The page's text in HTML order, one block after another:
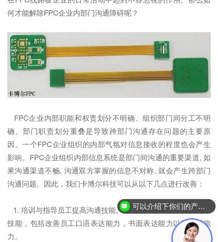
何才能解除FPC企业内部门沟通障碍呢？
FPC企业内部职能和权责划分不明确。组织部门间分工不明
确、部门职责划分重叠是导致跨部门沟通存在问题的主要原
因。一个FPC企业组织的内部气氛对信息接收的程度也会产生
影响。FPC企业组织内部信息系统是部门间沟通的重要渠道, 如
果沟通渠道不畅, 沟通双方掌握的信息不对称, 就会产生跨部门
沟通问题。因此，我们卡博尔科技可以从以下几点进行改善：
1. 培训与指导员工提高沟通技能。提高FPC企业内部员工沟通
技能，包括改善员工口语表达能力，书面表达能力以及倾听能
力。
可以介绍下你们的产品么？